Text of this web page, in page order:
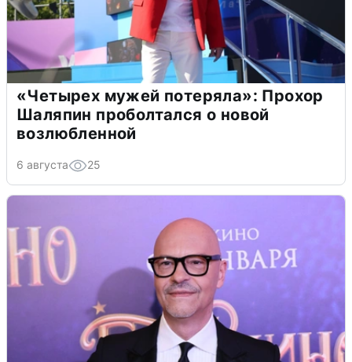
«Четырех мужей потеряла»: Прохор
Шаляпин проболтался о новой
возлюбленной
6 августа 25